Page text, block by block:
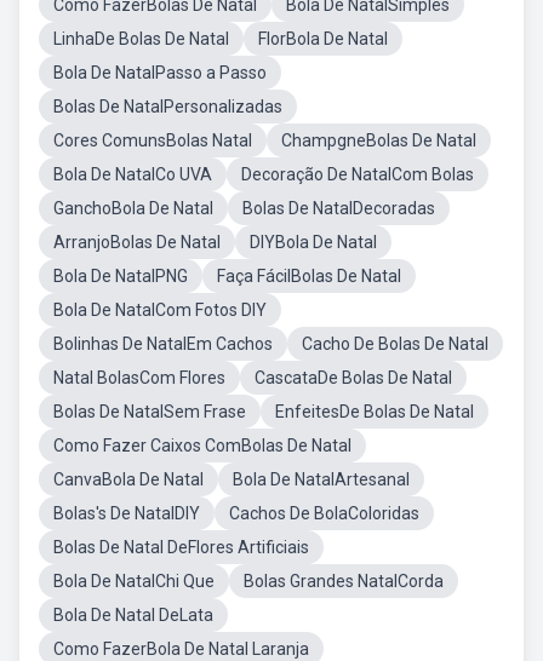
Como FazerBolas De Natal
Bola De NatalSimples
LinhaDe Bolas De Natal
FlorBola De Natal
Bola De NatalPasso a Passo
Bolas De NatalPersonalizadas
Cores ComunsBolas Natal
ChampgneBolas De Natal
Bola De NatalCo UVA
Decoração De NatalCom Bolas
GanchoBola De Natal
Bolas De NatalDecoradas
ArranjoBolas De Natal
DIYBola De Natal
Bola De NatalPNG
Faça FácilBolas De Natal
Bola De NatalCom Fotos DIY
Bolinhas De NatalEm Cachos
Cacho De Bolas De Natal
Natal BolasCom Flores
CascataDe Bolas De Natal
Bolas De NatalSem Frase
EnfeitesDe Bolas De Natal
Como Fazer Caixos ComBolas De Natal
CanvaBola De Natal
Bola De NatalArtesanal
Bolas's De NatalDIY
Cachos De BolaColoridas
Bolas De Natal DeFlores Artificiais
Bola De NatalChi Que
Bolas Grandes NatalCorda
Bola De Natal DeLata
Como FazerBola De Natal Laranja